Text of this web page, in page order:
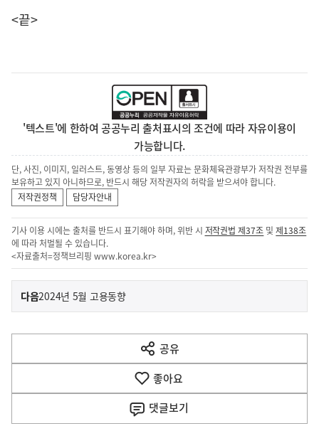
<끝>
'텍스트'에 한하여 공공누리 출처표시의 조건에 따라 자유이용이
가능합니다.
단, 사진, 이미지, 일러스트, 동영상 등의 일부 자료는 문화체육관광부가 저작권 전부를
보유하고 있지 아니하므로, 반드시 해당 저작권자의 허락을 받으셔야 합니다.
저작권정책
담당자안내
기사 이용 시에는 출처를 반드시 표기해야 하며, 위반 시 저작권법 제37조 및제138조
에 따라 처벌될 수 있습니다.
<자료출처=정책브리핑 www.korea.kr>
이
전
다
음
다음기
2024년 5월 고용동향
공유
열
기
좋아요
댓글보기